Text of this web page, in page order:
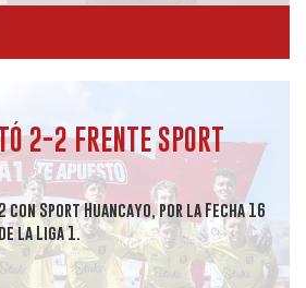
2-2 FRENTE SPORT
con Sport Huancayo, por la Fecha 16
la Liga 1.